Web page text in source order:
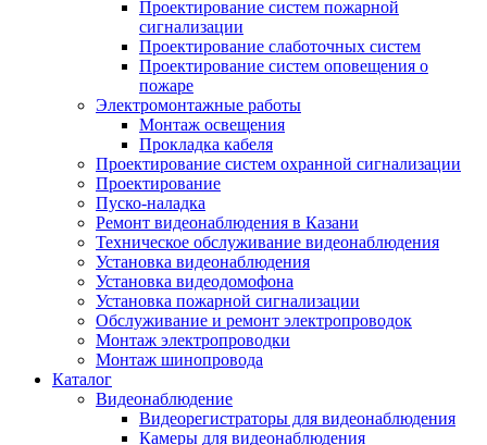
Проектирование систем пожарной
сигнализации
Проектирование слаботочных систем
Проектирование систем оповещения о
пожаре
Электромонтажные работы
Монтаж освещения
Прокладка кабеля
Проектирование систем охранной сигнализации
Проектирование
Пуско-наладка
Ремонт видеонаблюдения в Казани
Техническое обслуживание видеонаблюдения
Установка видеонаблюдения
Установка видеодомофона
Установка пожарной сигнализации
Обслуживание и ремонт электропроводок
Монтаж электропроводки
Монтаж шинопровода
Каталог
Видеонаблюдение
Видеорегистраторы для видеонаблюдения
Камеры для видеонаблюдения